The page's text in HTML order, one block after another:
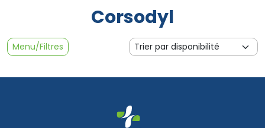
Corsodyl
Menu/Filtres